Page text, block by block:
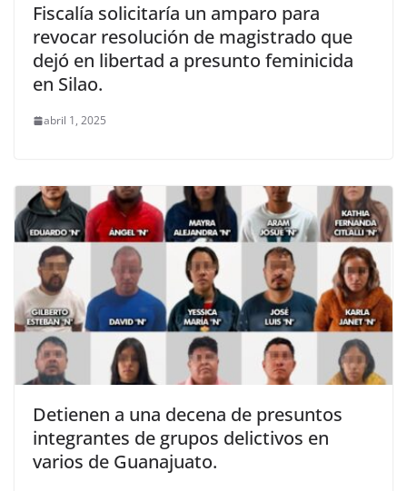
Fiscalía solicitaría un amparo para
revocar resolución de magistrado que
dejó en libertad a presunto feminicida
en Silao.
abril 1, 2025
Detienen a una decena de presuntos
integrantes de grupos delictivos en
varios de Guanajuato.